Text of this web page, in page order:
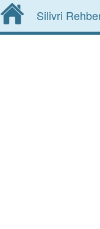
Silivri